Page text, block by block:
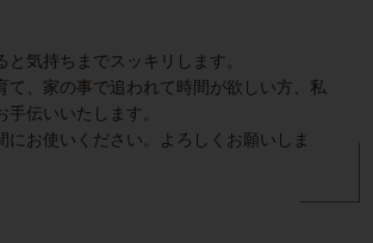
と気持ちまでスッキリします。
て、家の事で追われて時間が欲しい方、私
伝いいたします。
にお使いください。よろしくお願いしま